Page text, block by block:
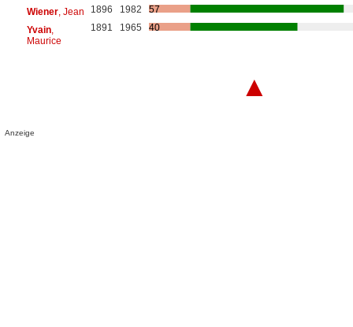
Wiener, Jean 1896 1982
57
Yvain,
Maurice
1891 1965 40
▲
Anzeige